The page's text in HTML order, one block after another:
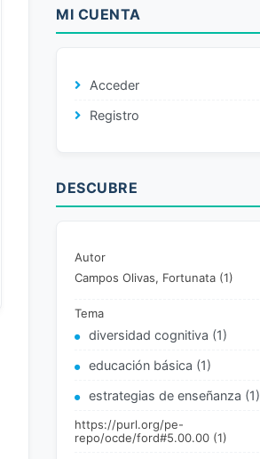
MI CUENTA
Acceder
Registro
DESCUBRE
Autor
Campos Olivas, Fortunata (1)
Tema
diversidad cognitiva (1)
educación básica (1)
estrategias de enseñanza (1)
https://purl.org/pe-
repo/ocde/ford#5.00.00 (1)